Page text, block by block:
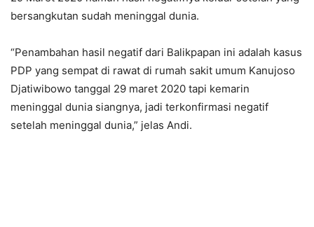
bersangkutan sudah meninggal dunia.
“Penambahan hasil negatif dari Balikpapan ini adalah kasus
PDP yang sempat di rawat di rumah sakit umum Kanujoso
Djatiwibowo tanggal 29 maret 2020 tapi kemarin
meninggal dunia siangnya, jadi terkonfirmasi negatif
setelah meninggal dunia,” jelas Andi.